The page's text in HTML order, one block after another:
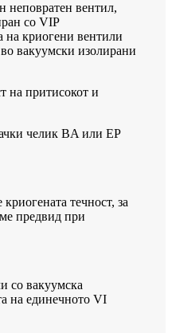
неповратен вентил,
со VIP
на криогени вентили
вакуумски изолирани
на притисокот и
челик BA или EP
течност, за
предвид при
со вакуумска
на единечното VI